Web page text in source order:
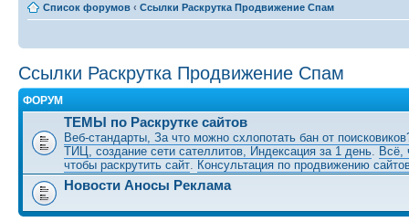
Список форумов ‹ Ссылки Раскрутка Продвижение Спам
Ссылки Раскрутка Продвижение Спам
ФОРУМ
ТЕМЫ по Раскрутке сайтов
Веб-стандарты, За что можно схлопотать бан от
ТИЦ, создание сети сателлитов, Индексация за 1 день Всё,
чтобы раскрутить сайт Консультация по продвижению
Новости Аносы Реклама